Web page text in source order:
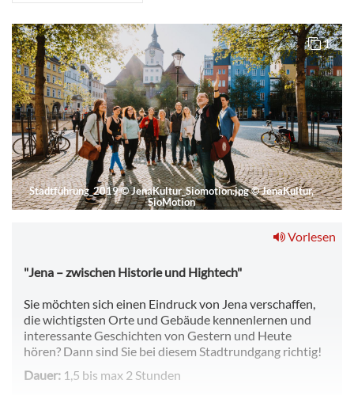
Stadtführung_2019©JenaKultur_Siomotion.jpg © JenaKultur,
SioMotion
1
Vorlesen
"Jena – zwischen Historie und Hightech"
Sie möchten sich einen Eindruck von Jena verschaffen,
die wichtigsten Orte und Gebäude kennenlernen und
interessante Geschichten von Gestern und Heute
hören? Dann sind Sie bei diesem Stadtrundgang richtig!
Dauer: 1,5 bis max 2 Stunden